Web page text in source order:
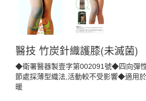
醫技 竹炭針織護膝(未滅菌)
◆衛署醫器製壹字第002091號◆四向彈
節處採薄型織法,活動較不受影響◆適用
暖